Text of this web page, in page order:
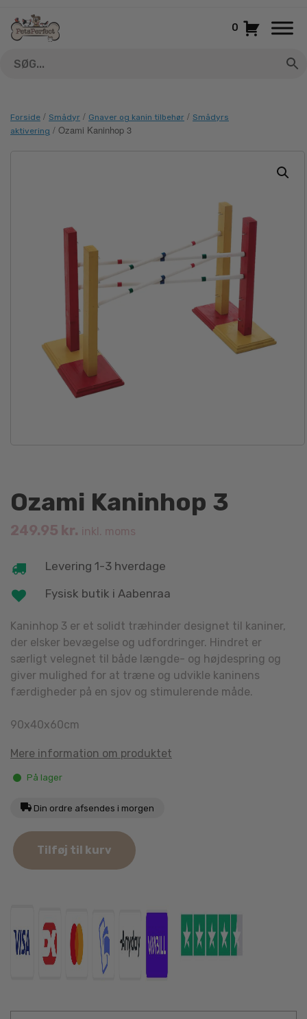
indhold
0
Forside / Smådyr / Gnaver og kanin tilbehør / Smådyrs
aktivering / Ozami Kaninhop 3
Ozami Kaninhop 3
249.95 kr. inkl. moms
Levering 1-3 hverdage
Fysisk butik i Aabenraa
Kaninhop 3 er et solidt træhinder designet til kaniner,
der elsker bevægelse og udfordringer. Hindret er
særligt velegnet til både længde- og højdespring og
giver mulighed for at træne og udvikle kaninens
færdigheder på en sjov og stimulerende måde.
90x40x60cm
Mere information om produktet
På lager
Din ordre afsendes i morgen
Ozami
KaninhopTilføj til kurv